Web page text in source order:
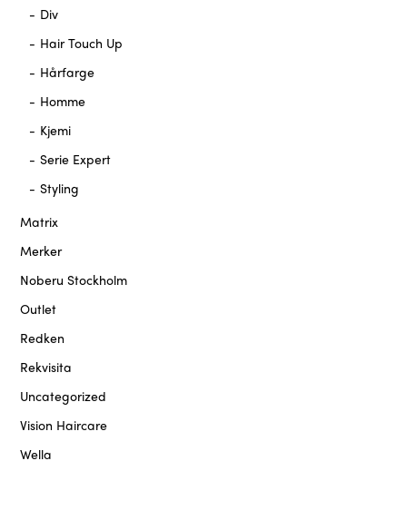
Div
Hair Touch Up
Hårfarge
Homme
Kjemi
Serie Expert
Styling
Matrix
Merker
Noberu Stockholm
Outlet
Redken
Rekvisita
Uncategorized
Vision Haircare
Wella